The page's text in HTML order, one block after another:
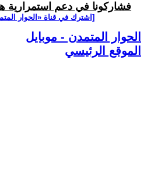
فشاركونا في دعم استمرارية
[اشترك في قناة ‫«الحوار
الحوار المتمدن - موبايل
الموقع الرئيسي